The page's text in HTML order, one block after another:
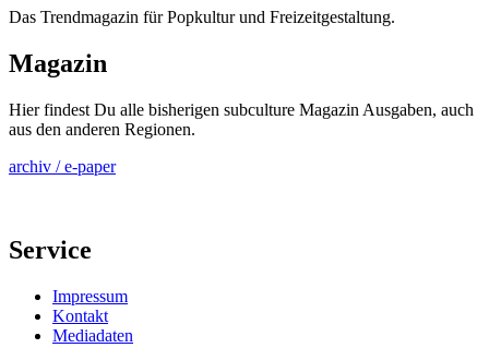
Das Trendmagazin für Popkultur und Freizeitgestaltung.
Magazin
Hier findest Du alle bisherigen subculture Magazin Ausgaben, auch
aus den anderen Regionen.
archiv / e-paper
Service
Impressum
Kontakt
Mediadaten